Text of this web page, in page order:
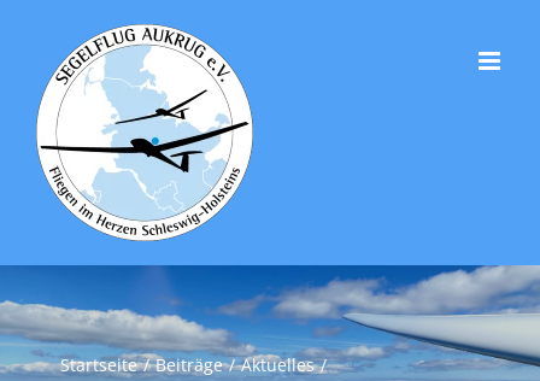
springen
Startseite Beiträge
Aktuelles